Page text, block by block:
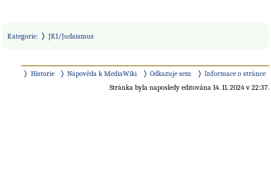
Kategorie: JKI/Judaismus
Historie Nápověda k MediaWiki Odkazuje sem
Informace o stránce
Stránka byla naposledy editována 14. 11. 2024 v 22:37.